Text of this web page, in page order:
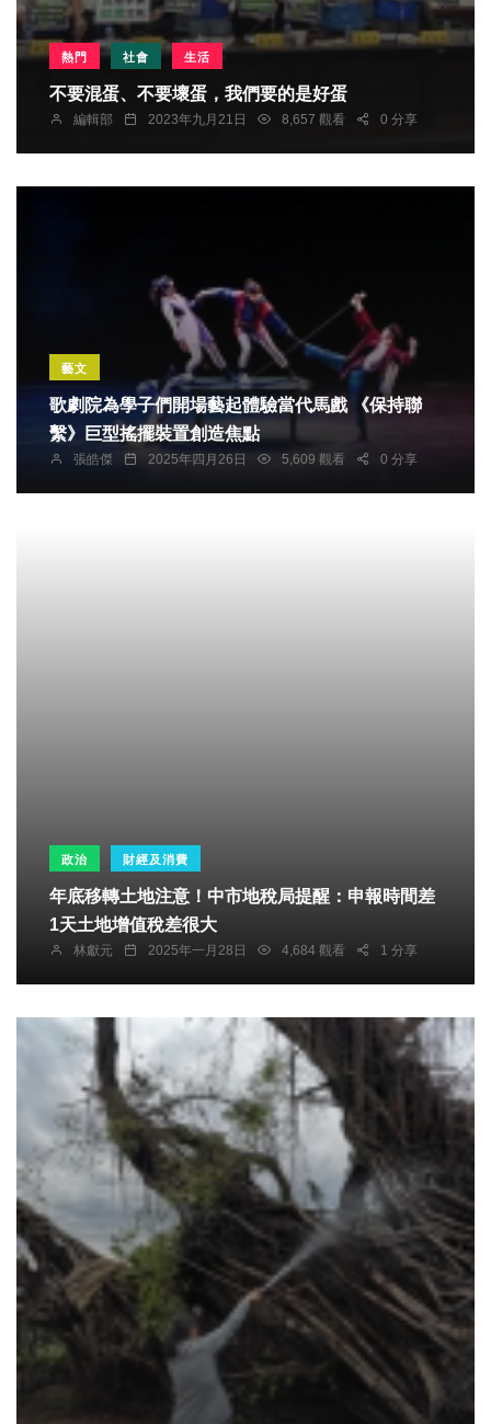
熱門 社會 生活
不要混蛋、不要壞蛋，我們要的是好蛋
編輯部 2023年九月21日 8,657 觀看 0 分享
藝文
歌劇院為學子們開場藝起體驗當代馬戲 《保持聯
繫》巨型搖擺裝置創造焦點
張皓傑 2025年四月26日 5,609 觀看 0 分享
政治 財經及消費
年底移轉土地注意！中市地稅局提醒：申報時間差
1天土地增值稅差很大
林獻元 2025年一月28日 4,684 觀看 1 分享